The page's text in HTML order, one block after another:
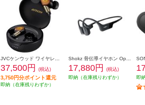
37,500円 (税込)
3,750円分ポイント還元
即納（在庫残りわずか）
17,880円
(税込)
即納（在庫残りわずか）
即